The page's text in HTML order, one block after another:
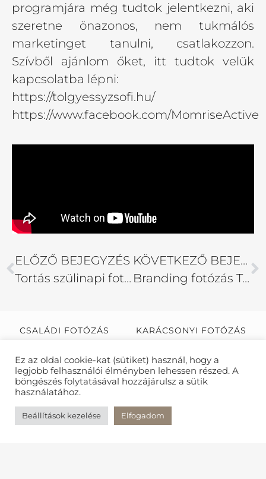
programjára még tudtok jelentkezni, aki
szeretne önazonos, nem tukmálós
marketinget tanulni, csatlakozzon.
Szívből ajánlom őket, itt tudtok velük
kapcsolatba lépni:
https://tolgyessyzsofi.hu/
https://www.facebook.com/MomriseActive
ELŐZŐ BEJEGYZÉS
Tortás szülinapi fotózás
KÖVETKEZŐ BEJEGYZÉS
Branding fotózás Tölgyessy Zsófival
CSALÁDI FOTÓZÁS KARÁCSONYI FOTÓZÁS
KISMAMA FOTÓZÁS NŐI FOTÓZÁS
PORTRÉ FOTÓZÁS TÁRSKERESŐ FOTÓZÁS
ÚJSZÜLÖTT FOTÓZÁS
Ez az oldal cookie-kat (sütiket) használ, hogy a
legjobb felhasználói élményben lehessen részed. A
böngészés folytatásával hozzájárulsz a sütik
használatához.
Beállítások kezelése Elfogadom